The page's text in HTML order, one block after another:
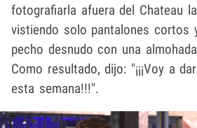
fotografiarla afuera del Chateau
vistiendo solo pantalones cortos
pecho desnudo con una
Como resultado, dijo: "¡¡¡Voy a
esta semana!!!".